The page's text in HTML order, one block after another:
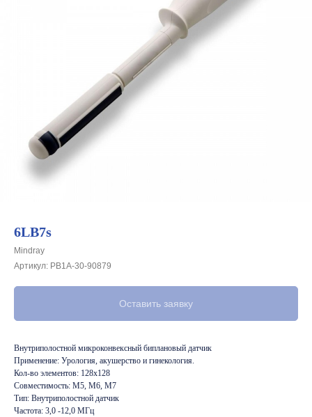
6LB7s
Mindray
Артикул: PB1A-30-90879
Оставить заявку
Внутриполостной микроконвексный биплановый датчик
Применение: Урология, акушерство и гинекология.
Кол-во элементов: 128x128
Совместимость: M5, M6, M7
Тип: Внутриполостной датчик
Частота: 3,0 -12,0 МГц